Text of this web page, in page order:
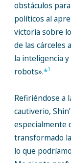
obstáculos
políticos al
victoria sobre
de las cárceles
la inteligencia
robots».*1
Refiriéndose a
cautiverio,
especialmente
transformado
lo que